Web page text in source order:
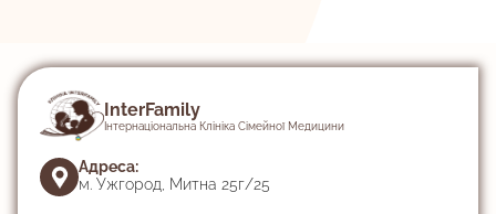
InterFamily
Інтернаціональна Клініка Сімейної Медицини
Адреса:
м. Ужгород, Митна 25г/25